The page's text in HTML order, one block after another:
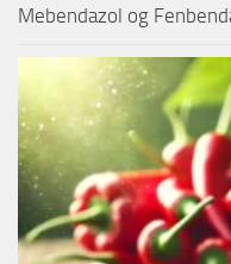
Mebendazol og